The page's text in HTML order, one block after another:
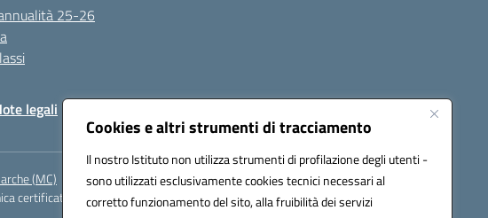
Cookies e altri strumenti di tracciamento
Il nostro Istituto non utilizza strumenti di profilazione degli utenti -
sono utilizzati esclusivamente cookies tecnici necessari al
corretto funzionamento del sito, alla fruibilità dei servizi
25-26
legali Seguici su:
(MC)
certificata (PEC):MCIS00200P@pec.istruzione.it